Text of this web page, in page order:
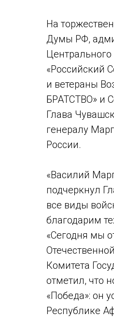
На
Думы РФ,
«Российский
и ветераны
БРАТСТВО» и
Глава
генералу
России.
«Василий
подчеркнул
все виды
благодарим
«Сегодня мы
Комитета
отметил, что
«Победа»: он
Республике